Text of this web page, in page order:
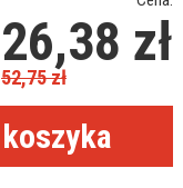
26,38 zł
52,75zł